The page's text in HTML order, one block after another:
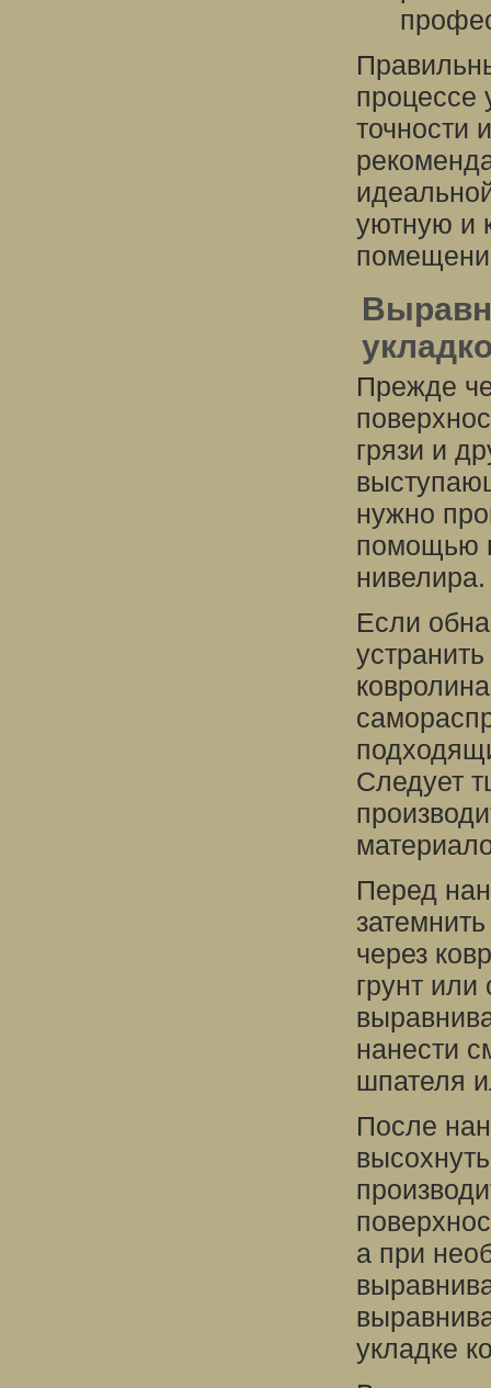
процессе
точности
уютную и
Прежде
грязи и
нужно
помощью
нивелира.
Если
Следует
Перед
через
грунт
нанести
шпателя
После
а при
укладке